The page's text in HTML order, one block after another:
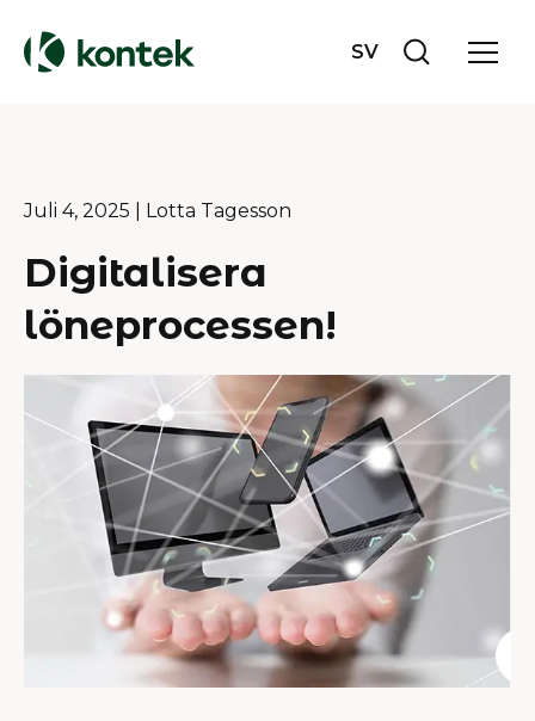
SV
Juli 4, 2025 | Lotta Tagesson
Digitalisera
löneprocessen!